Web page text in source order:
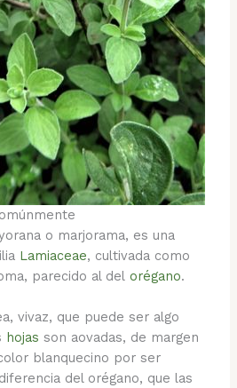
o marjorama, es una
Lamiaceae, cultivada como
parecido al delorégano.
vivaz, que puede ser algo
hojas son aovadas, de margen
blanquecino por ser
del orégano, que las